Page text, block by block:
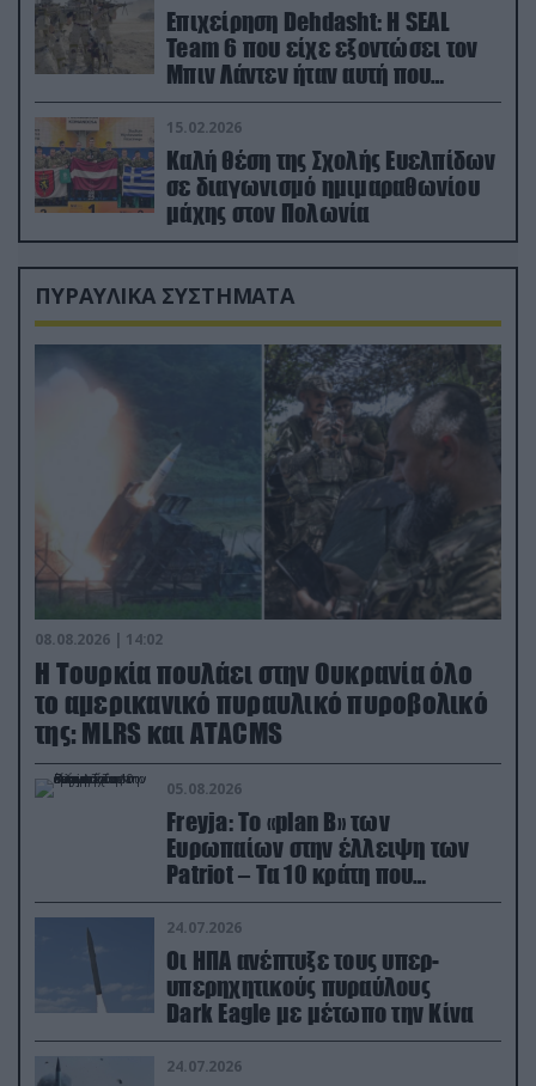
Επιχείρηση Dehdasht: Η SEAL
Team 6 που είχε εξοντώσει τον
Μπιν Λάντεν ήταν αυτή που
διέσωσε τον πιλότο του F-15
15.02.2026
Καλή θέση της Σχολής Ευελπίδων
σε διαγωνισμό ημιμαραθωνίου
μάχης στον Πολωνία
ΠΥΡΑΥΛΙΚΑ ΣΥΣΤΗΜΑΤΑ
08.08.2026 | 14:02
Η Τουρκία πουλάει στην Ουκρανία όλο
το αμερικανικό πυραυλικό πυροβολικό
της: MLRS και ΑΤΑCMS
05.08.2026
Freyja: Το «plan Β» των
Ευρωπαίων στην έλλειψη των
Patriot – Τα 10 κράτη που
συμμετέχουν στο δίκτυο
συνεργασίας
24.07.2026
Οι ΗΠΑ ανέπτυξε τους υπερ-
υπερηχητικούς πυραύλους
Dark Eagle με μέτωπο την Κίνα
24.07.2026